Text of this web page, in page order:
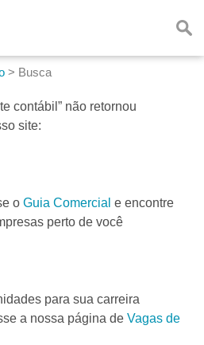
> Busca
contábil” não retornou
site:
o Guia Comercial e encontre
perto de você
para sua carreira
a nossa página de Vagas de